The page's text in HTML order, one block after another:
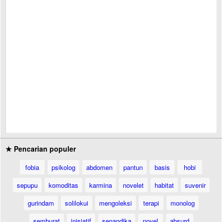
★ Pencarian populer
fobia psikolog abdomen pantun basis
hobi
sepupu
komoditas karmina novelet habitat
suvenir
gurindam
solilokui mengoleksi terapi
monolog